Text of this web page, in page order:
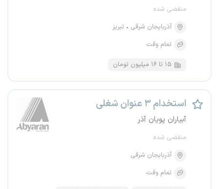
منقضی شده
آذربایجان شرقی
تبریز
تمام وقت
۱۵ تا ۱۶ میلیون تومان
استخدام ۳ عنوان شغلی
آبیاران پویان آذر
منقضی شده
آذربایجان شرقی
تمام وقت